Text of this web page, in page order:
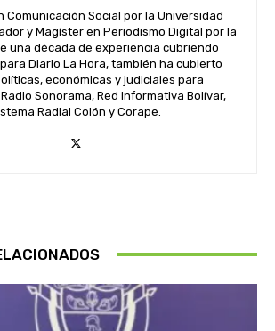
Comunicación Social por la Universidad
y Magíster en Periodismo Digital por la
una década de experiencia cubriendo
Diario La Hora, también ha cubierto
económicas y judiciales para
Sonorama, Red Informativa Bolívar,
Radial Colón y Corape.